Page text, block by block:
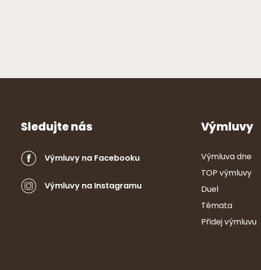
Sledujte nás
Výmluvy na Facebooku
Výmluvy na Instagramu
Výmluvy
Výmluva dne
TOP výmluvy
Duel
Témata
Přidej výmluvu